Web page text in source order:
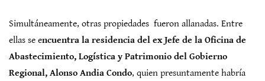
Simultáneamente, otras propiedades fueron allanadas. Entre
ellas se encuentra la residencia del ex Jefe de la Oficina de
Abastecimiento, Logística y Patrimonio del Gobierno
Regional, Alonso Andia Condo, quien presuntamente habría